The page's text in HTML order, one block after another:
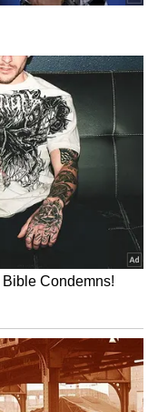
చేయకపోయినా
హెల్మెట్
సేపు హెల్మెట్
దీని తర్వాత..
జుట్టు